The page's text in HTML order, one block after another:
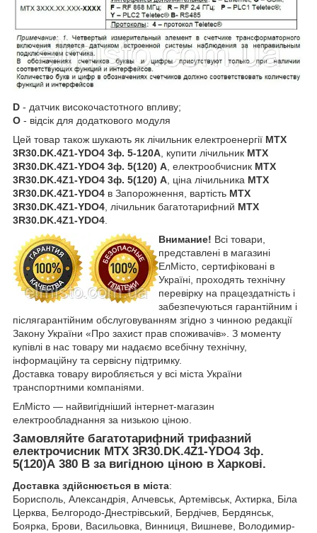
D - датчик високочастотного впливу;
O - відсік для додаткового модуля
Цей товар також шукають як лічильник електроенергії MTX
3R30.DK.4Z1-YDO4 3ф. 5-120А , купити лічильник MTX
3R30.DK.4Z1-YDO4 3ф. 5(120) А , електрообчисник MTX
3R30.DK.4Z1-YDO4 3ф. 5(120) А , ціна лічильника MTX
3R30.DK.4Z1-YDO4 в Запорожнення, вартість MTX
3R30.DK.4Z1-YDO4 , лiчильник багатотарифний MTX
3R30.DK.4Z1-YDO4
Внимание! Всі товари,
представлені в магазині
ЕлМісто, сертифіковані в
Україні, проходять технічну
перевірку на працездатність і
забезпечуються гарантійним і
післягарантійним обслуговуванням згідно з чинною редакції
Закону України «Про захист прав споживачів». З моменту
купівлі в нас товару ми надаємо всебічну технічну,
інформаційну та сервісну підтримку.
Доставка товару виробляється у всі міста України
транспортними компаніями.
ЕлМісто — найвигідніший інтернет-магазин
електрообладнання за низькою ціною.
Замовляйте багатотарифний трифазний
електрочисник MTX 3R30.DK.4Z1-YDO4​ 3ф.
5(120)А 380 В за вигідною ціною в Харкові.
Доставка здійснюється в міста:
Борисполь, Александрія, Алчевськ, Артемівськ, Ахтирка, Біла
Церква, Белгородо-Днестрівський, Бердічев, Бердянськ,
Боярка, Брови, Васильовка, Винниця, Вишневе, Володимир-